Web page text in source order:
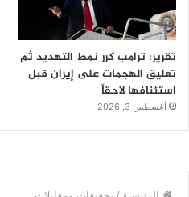
تقرير: ترامب كرر نمط التهديد ثم
تعليق الهجمات على إيران قبل
استئنافها لاحقاً
أغسطس 3, 2026